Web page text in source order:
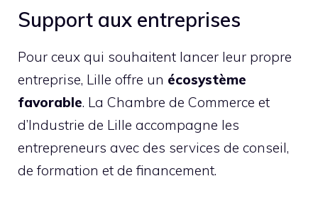
Support aux entreprises
Pour ceux qui souhaitent lancer leur propre
entreprise, Lille offre un écosystème
favorable. La Chambre de Commerce et
d’Industrie de Lille accompagne les
entrepreneurs avec des services de conseil,
de formation et de financement.